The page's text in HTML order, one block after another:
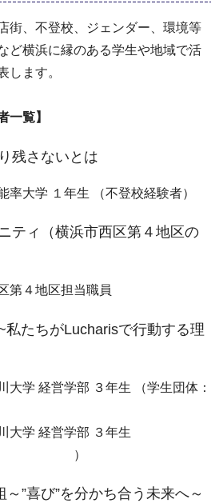
街、不登校、ジェンダー、環境等
ど横浜に縁のある学生や地域で活
します。
一覧】
残さないとは
大学 １年生 （不登校経験者）
ティ（横浜市西区第４地区の
４地区担当職員
私たちがLucharisで行動する理
学 経営学部 ３年生 （学生団体：
学 経営学部 ３年生
）
”喜び”を分かち合う未来へ～